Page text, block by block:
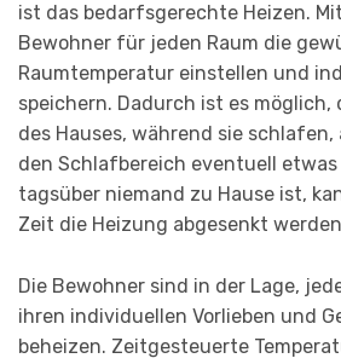
ist das bedarfsgerechte Heizen. Mit
Bewohner für jeden Raum die
Raumtemperatur einstellen und
speichern. Dadurch ist es möglich,
des Hauses, während sie schlafen,
den Schlafbereich eventuell
tagsüber niemand zu Hause ist,
Zeit die Heizung abgesenkt
Die Bewohner sind in der Lage,
ihren individuellen Vorlieben und
beheizen. Zeitgesteuerte